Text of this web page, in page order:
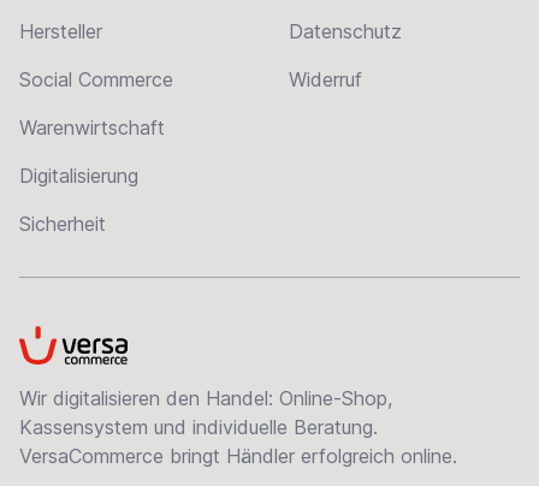
Hersteller
Social Commerce
Warenwirtschaft
Digitalisierung
Sicherheit
Datenschutz
Widerruf
VersaCommerce
Wir digitalisieren den Handel: Online-Shop,
Kassensystem und individuelle Beratung.
VersaCommerce bringt Händler erfolgreich online.